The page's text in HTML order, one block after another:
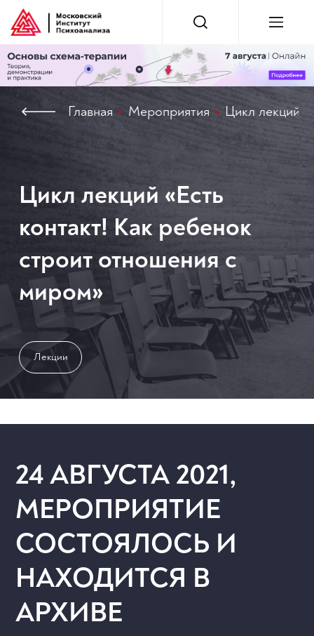
Главная Мероприятия Цикл лекций
Цикл лекций «Есть
контакт! Как ребенок
строит отношения с
миром»
Лекции
24 АВГУСТА 2021,
МЕРОПРИЯТИЕ
СОСТОЯЛОСЬ И
НАХОДИТСЯ В
АРХИВЕ